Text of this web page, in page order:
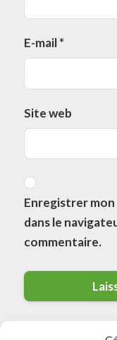
E-mail*
Site web
Enregistrer mon
dans le
commentaire.